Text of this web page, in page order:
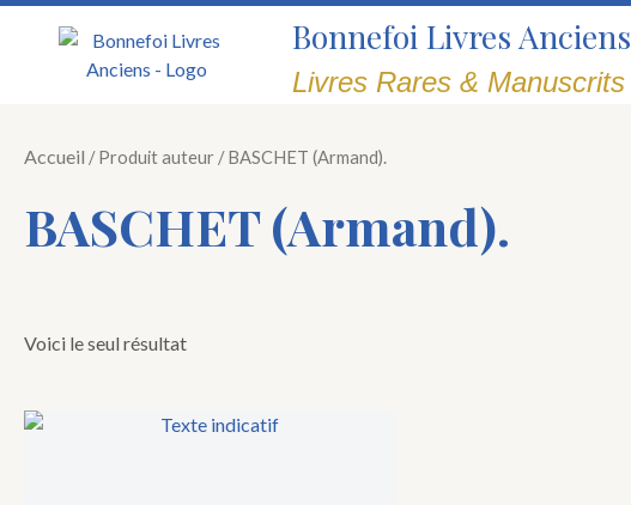
Aller
Bonnefoi Livres Anciens
Livres Rares & Manuscrits
Accueil / Produit auteur / BASCHET (Armand).
BASCHET (Armand).
Voici le seul résultat